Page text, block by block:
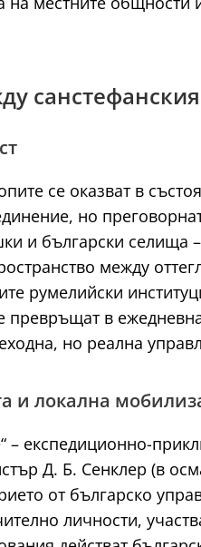
се оказват в
но
и български селища
между
румелийски
превръщат в
но реална
и локална
– експедиционно-
Д. Б. Сенклер (в
от българско
личности,